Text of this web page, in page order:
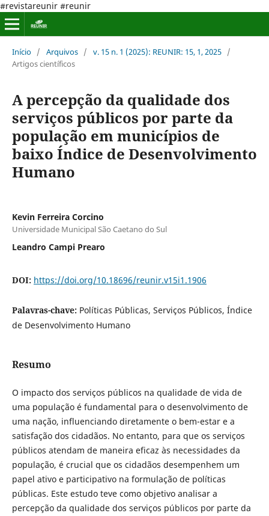
#revistareunir #reunir
Início / Arquivos / v. 15 n. 1 (2025): REUNIR: 15, 1, 2025 /
Artigos científicos
A percepção da qualidade dos
serviços públicos por parte da
população em municípios de
baixo Índice de Desenvolvimento
Humano
Kevin Ferreira Corcino
Universidade Municipal São Caetano do Sul
Leandro Campi Prearo
DOI: https://doi.org/10.18696/reunir.v15i1.1906
Palavras-chave: Políticas Públicas, Serviços Públicos, Índice
de Desenvolvimento Humano
Resumo
O impacto dos serviços públicos na qualidade de vida de
uma população é fundamental para o desenvolvimento de
uma nação, influenciando diretamente o bem-estar e a
satisfação dos cidadãos. No entanto, para que os serviços
públicos atendam de maneira eficaz às necessidades da
população, é crucial que os cidadãos desempenhem um
papel ativo e participativo na formulação de políticas
públicas. Este estudo teve como objetivo analisar a
percepção da qualidade dos serviços públicos por parte da